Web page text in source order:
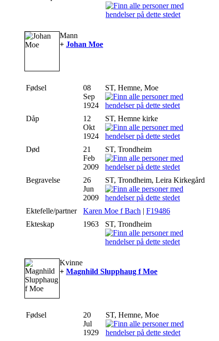
Mann
+ Johan Moe
Fødsel
08
Sep
1924
ST, Hemne, Moe
Dåp
12
Okt
1924
ST, Hemne kirke
Død
21
Feb
2009
ST, Trondheim
Begravelse
26
Jun
2009
ST, Trondheim, Leira Kirkegård
Ektefelle/partner Karen Moe f Bach | F19486
Ekteskap
1963 ST, Trondheim
Kvinne
+ Magnhild Slupphaug f Moe
Fødsel
20
Jul
1929
ST, Hemne, Moe